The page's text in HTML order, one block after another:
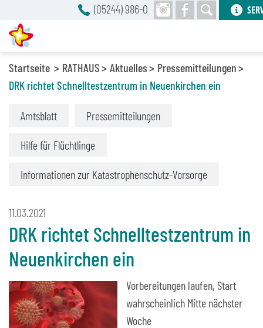
Startseite RATHAUS Aktuelles
Pressemitteilungen
DRK richtet Schnelltestzentrum in Neuenkirchen ein
Amtsblatt Pressemitteilungen
Hilfe für Flüchtlinge
Informationen zur Katastrophenschutz-Vorsorge
11.03.2021
DRK richtet Schnelltestzentrum in
Neuenkirchen ein
Vorbereitungen laufen, Start
wahrscheinlich Mitte nächster
Woche
(05244) 986-0